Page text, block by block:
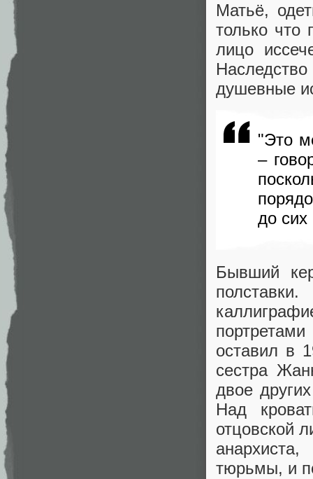
Матьё,
только что
лицо
душевные
"Это
–
до
Бывший
оставил в
сестра
двое
Над
отцовской
тюрьмы, и